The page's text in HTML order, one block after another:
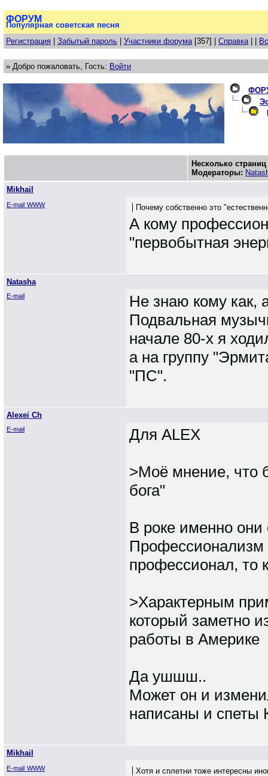
ФОРУМ
Популярная советская песня
Регистрация
Забытый пароль Участники форума[357] | Справка| |
» Добро пожаловать, Гость: Войти
Несколько страниц
Модераторы:
Mikhail
E-mail WWW Почему собственно это
А кому
"первобытная
Natasha
E-mail
Не знаю кому как,
Подвальная
начале 80-х я
а на группу
"ПС".
Alexei Ch
E-mail Для ALEX
>Моё мнение, что
бога"
В роке именно они
Профессионализм
профессионал, то
>Характерным
который заметно
работы в Америке
Да ушшш..
Может он и
написаны и спеты
Mikhail
E-mail WWW Хотя и сплетни тоже интересны